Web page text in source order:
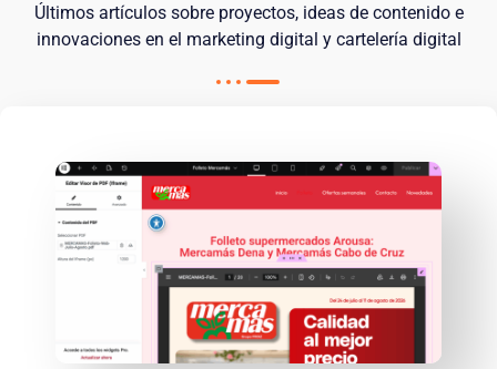
Últimos artículos sobre proyectos, ideas de contenido e
innovaciones en el marketing digital y cartelería digital